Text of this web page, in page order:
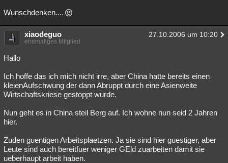
Wunschdenken....
xiaodeguo 27.10.2006 um 10:20
ehemaliges Mitglied
Hallo
Ich hoffe das ich mich nicht irre, aber China hatte bereits einen
kleienAufschwung der dann Abruppt durch eine Asienweite
Wirtschaftskriese gestoppt wurde.
Nun geht es in China steil Berg auf. Ich wohne nun seid 2 Jahren
hier.
Zuden guentigen Arbeitsplaetzen. Ja sie sind hier guestiger, aber
Leute sind auch bereitfuer weniger GEld zuarbeiten damit sie
ueberhaupt arbeit haben.